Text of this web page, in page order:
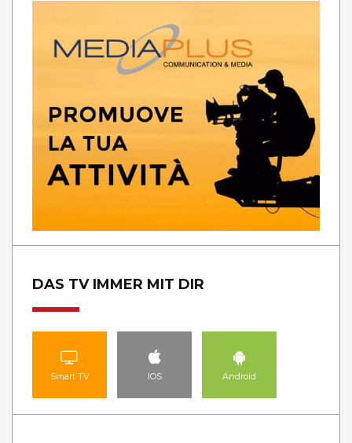
DAS TV IMMER MIT DIR
Smart TV IOS Android